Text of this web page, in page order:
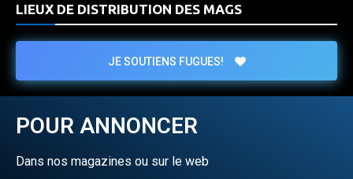
LIEUX DE DISTRIBUTION DES MAGS
JE SOUTIENS FUGUES!
POUR ANNONCER
Dans nos magazines ou sur le web